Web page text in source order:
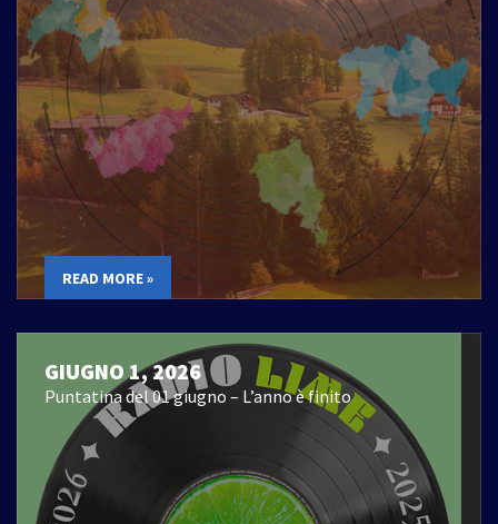
READ MORE »
GIUGNO 1, 2026
Puntatina del 01 giugno – L’anno è finito